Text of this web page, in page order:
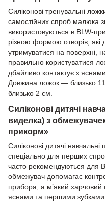
Силіконові тренувальні
самостійних спроб малюка
використовуються в BLW-
різною формою отворів, які
утримуватися на поверхні,
правильно користуватися
дбайливо контактує з
Довжина ложок — близько
близько 2 см.
Силіконові дитячі
виделка) з
прикорм»
Силіконові дитячі
спеціально для перших
часто рекомендуються для
обмежувач допомагає
прибора, а м’який харчовий
яснами та першими